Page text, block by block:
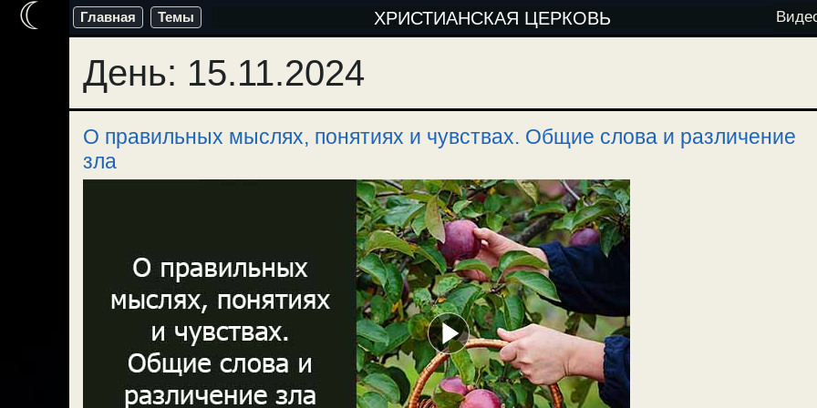
Перейти
содержимому
Главная Темы ХРИСТИАНСКАЯ ЦЕРКОВЬ
День: 15.11.2024
О правильных мыслях, понятиях и чувствах. Общие слова и различение
зла
☾